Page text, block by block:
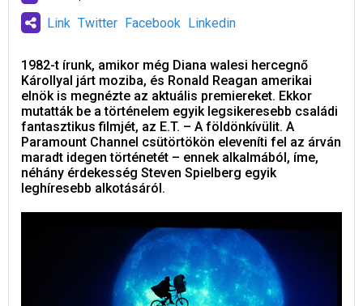
Link Twitter Facebook Linkedin
1982-t írunk, amikor még Diana walesi hercegnő
Károllyal járt moziba, és Ronald Reagan amerikai
elnök is megnézte az aktuális premiereket. Ekkor
mutatták be a történelem egyik legsikeresebb családi
fantasztikus filmjét, az E.T. – A földönkívülit. A
Paramount Channel csütörtökön eleveníti fel az árván
maradt idegen történetét – ennek alkalmából, íme,
néhány érdekesség Steven Spielberg egyik
leghíresebb alkotásáról.